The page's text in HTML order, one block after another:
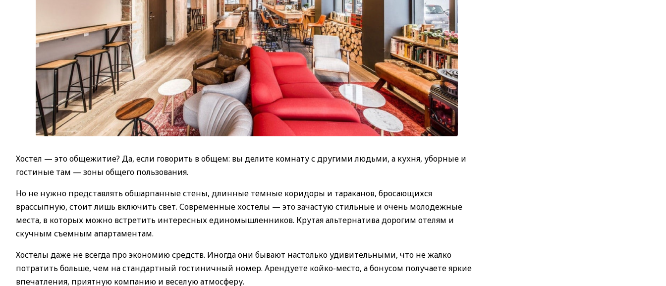
Хостел — это общежитие? Да, если говорить в общем: вы делите комнату с другими людьми, а кухня, уборные и
гостиные там — зоны общего пользования.
Но не нужно представлять обшарпанные стены, длинные темные коридоры и тараканов, бросающихся
врассыпную, стоит лишь включить свет. Современные хостелы — это зачастую стильные и очень молодежные
места, в которых можно встретить интересных единомышленников. Крутая альтернатива дорогим отелям и
скучным съемным апартаментам.
Хостелы даже не всегда про экономию средств. Иногда они бывают настолько удивительными, что не жалко
потратить больше, чем на стандартный гостиничный номер. Арендуете койко-место, а бонусом получаете яркие
впечатления, приятную компанию и веселую атмосферу.